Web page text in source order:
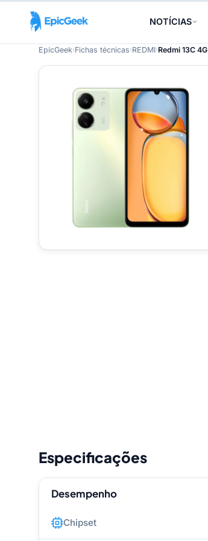
NOTÍCIAS
EpicGeek›Fichas técnicas›REDMI›Redmi 13C 4G
Especificações
Desempenho
Chipset